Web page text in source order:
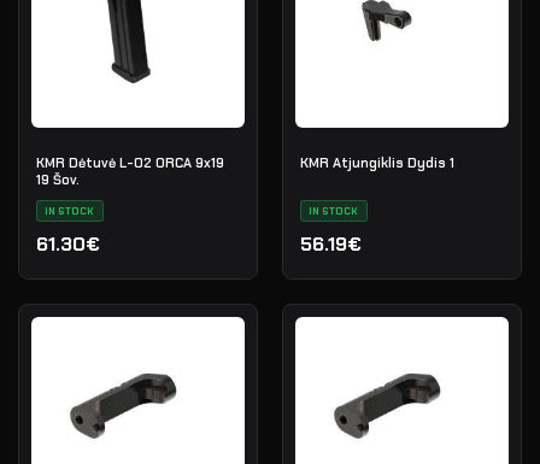
KMR Dėtuvė L-02 ORCA 9x19
19 Šov.
IN STOCK
61.30€
KMR Atjungiklis Dydis 1
IN STOCK
56.19€